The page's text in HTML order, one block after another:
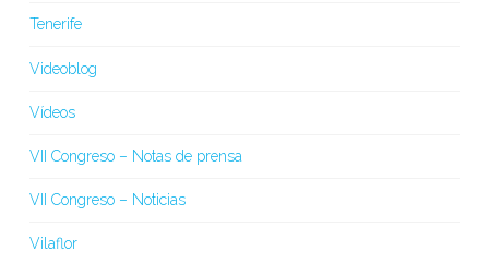
Tenerife
Videoblog
Vídeos
VII Congreso – Notas de prensa
VII Congreso – Noticias
Vilaflor